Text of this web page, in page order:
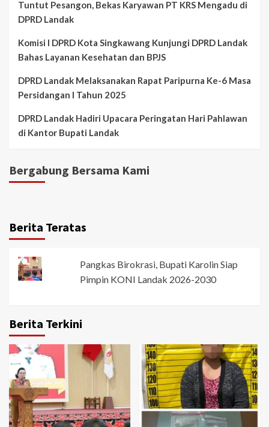
Tuntut Pesangon, Bekas Karyawan PT KRS Mengadu di
DPRD Landak
Komisi I DPRD Kota Singkawang Kunjungi DPRD Landak
Bahas Layanan Kesehatan dan BPJS
DPRD Landak Melaksanakan Rapat Paripurna Ke-6 Masa
Persidangan I Tahun 2025
DPRD Landak Hadiri Upacara Peringatan Hari Pahlawan
di Kantor Bupati Landak
Bergabung Bersama Kami
Berita Teratas
Pangkas Birokrasi, Bupati Karolin Siap
Pimpin KONI Landak 2026-2030
Berita Terkini